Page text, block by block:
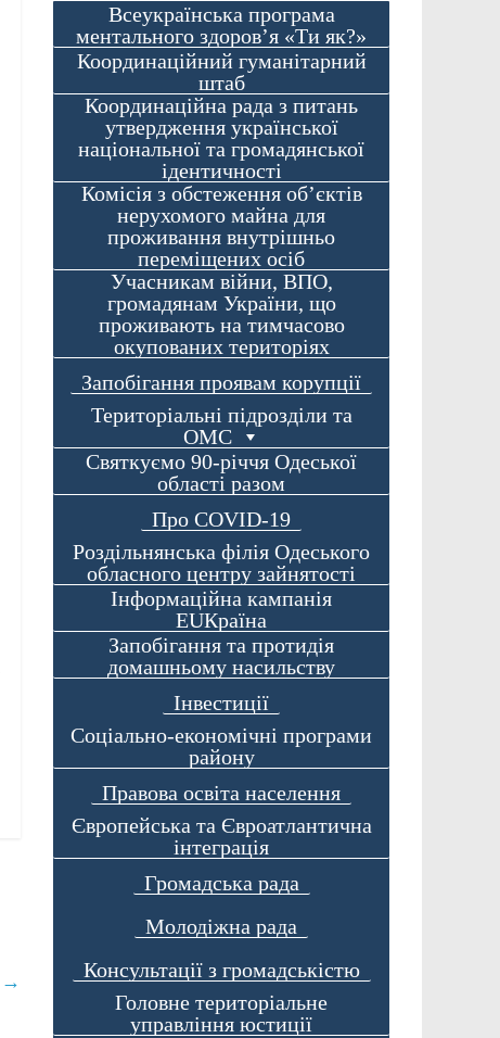
→
Всеукраїнська програма
ментального здоров’я «Ти як?»
Координаційний гуманітарний
штаб
Координаційна рада з питань
утвердження української
національної та громадянської
ідентичності
Комісія з обстеження об’єктів
нерухомого майна для
проживання внутрішньо
переміщених осіб
Учасникам війни, ВПО,
громадянам України, що
проживають на тимчасово
окупованих територіях
Запобігання проявам корупції
Територіальні підрозділи та
ОМС
Святкуємо 90-річчя Одеської
області разом
Про COVID-19
Роздільнянська філія Одеського
обласного центру зайнятості
Інформаційна кампанія
EUКраїна
Запобігання та протидія
домашньому насильству
Інвестиції
Соціально-економічні програми
району
Правова освіта населення
Європейська та Євроатлантична
інтеграція
Громадська рада
Молодіжна рада
Консультації з громадськістю
Головне територіальне
управління юстиції